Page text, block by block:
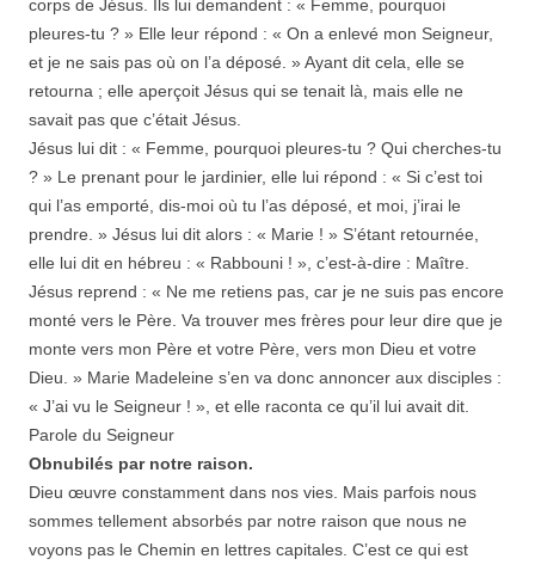
corps de Jésus. Ils lui demandent : « Femme, pourquoi
pleures-tu ? » Elle leur répond : « On a enlevé mon Seigneur,
et je ne sais pas où on l’a déposé. » Ayant dit cela, elle se
retourna ; elle aperçoit Jésus qui se tenait là, mais elle ne
savait pas que c’était Jésus.
Jésus lui dit : « Femme, pourquoi pleures-tu ? Qui cherches-tu
? » Le prenant pour le jardinier, elle lui répond : « Si c’est toi
qui l’as emporté, dis-moi où tu l’as déposé, et moi, j’irai le
prendre. » Jésus lui dit alors : « Marie ! » S’étant retournée,
elle lui dit en hébreu : « Rabbouni ! », c’est-à-dire : Maître.
Jésus reprend : « Ne me retiens pas, car je ne suis pas encore
monté vers le Père. Va trouver mes frères pour leur dire que je
monte vers mon Père et votre Père, vers mon Dieu et votre
Dieu. » Marie Madeleine s’en va donc annoncer aux disciples :
« J’ai vu le Seigneur ! », et elle raconta ce qu’il lui avait dit.
Parole du Seigneur
Obnubilés par notre raison.
Dieu œuvre constamment dans nos vies. Mais parfois nous
sommes tellement absorbés par notre raison que nous ne
voyons pas le Chemin en lettres capitales. C’est ce qui est